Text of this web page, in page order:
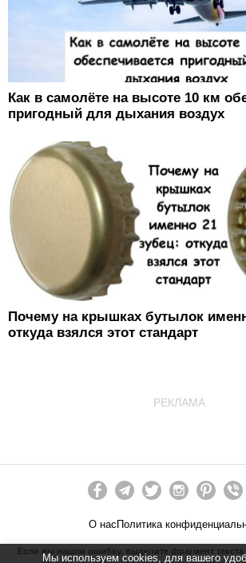
Мы используем cookies, для вашего
Как в самолёте на высоте 10 км
пригодный для дыхания воздух
Почему на крышках бутылок
откуда взялся этот стандарт
РЕКЛАМА
О насПолитика
Если вы нашли ошибку, выделите фрагмент текста